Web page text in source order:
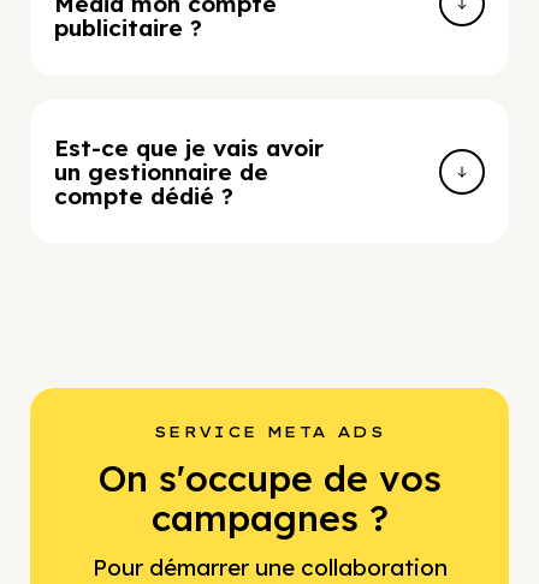
publicitaire ?
Est-ce que je vais avoir
un gestionnaire de
compte dédié ?
SERVICE META ADS
On s'occupe de vos
campagnes ?
Pour démarrer une collaboration